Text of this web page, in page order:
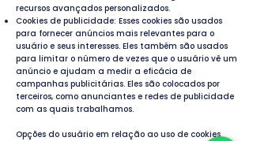
recursos avançados personalizados.
Cookies de publicidade: Esses cookies são usados ​​
para fornecer anúncios mais relevantes para o
usuário e seus interesses. Eles também são usados ​​
para limitar o número de vezes que o usuário vê um
anúncio e ajudam a medir a eficácia de
campanhas publicitárias. Eles são colocados por
terceiros, como anunciantes e redes de publicidade
com as quais trabalhamos.
Opções do usuário em relação ao uso de cookies